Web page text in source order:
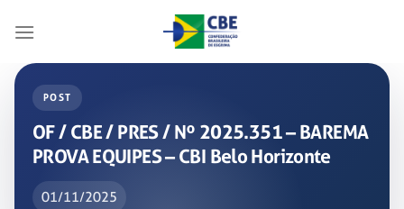
POST
OF / CBE / PRES / Nº 2025.351 – BAREMA
PROVA EQUIPES – CBI Belo Horizonte
01/11/2025